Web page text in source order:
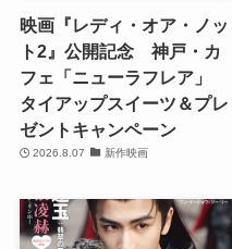
映画『レディ・オア・ノッ
ト2』公開記念 神戸・カ
フェ「ニューラフレア」
タイアップスイーツ＆プレ
ゼントキャンペーン
2026.8.07 新作映画